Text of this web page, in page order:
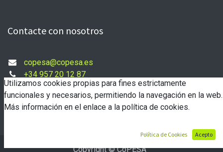
Contacte con nosotros
copesa@copesa.es
+34 957 20 12 87
Copyright © CoPESA
Utilizamos cookies propias para fines estrictamente
funcionales y necesarios, permitiendo la navegación en la web.
Más información en el enlace a la política de cookies.
Política de Cookies Acepto